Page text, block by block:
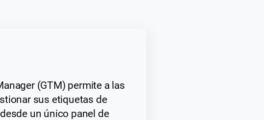
(GTM) permite a las
sus etiquetas de
un único panel de